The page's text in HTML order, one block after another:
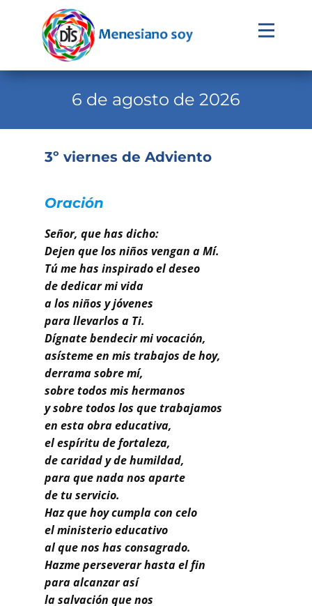
Evangelio
Familia Menesiana
Pastoral Vocacional
Recursos
Contacto
Buscar
6 de agosto de 2026
3º viernes de Adviento
Oración
Señor, que has dicho:
Dejen que los niños vengan a Mí.
Tú me has inspirado el deseo
de dedicar mi vida
a los niños y jóvenes
para llevarlos a Ti.
Dígnate bendecir mi vocación,
asísteme en mis trabajos de hoy,
derrama sobre mí,
sobre todos mis hermanos
y sobre todos los que trabajamos
en esta obra educativa,
el espíritu de fortaleza,
de caridad y de humildad,
para que nada nos aparte
de tu servicio.
Haz que hoy cumpla con celo
el ministerio educativo
al que nos has consagrado.
Hazme perseverar hasta el fin
para alcanzar así
la salvación que nos